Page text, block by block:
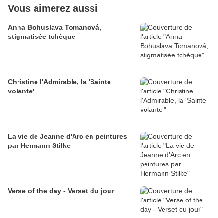
Vous aimerez aussi
Anna Bohuslava Tomanová,
stigmatisée tchèque
Christine l'Admirable, la 'Sainte
volante'
La vie de Jeanne d'Arc en peintures
par Hermann Stilke
Verse of the day - Verset du jour